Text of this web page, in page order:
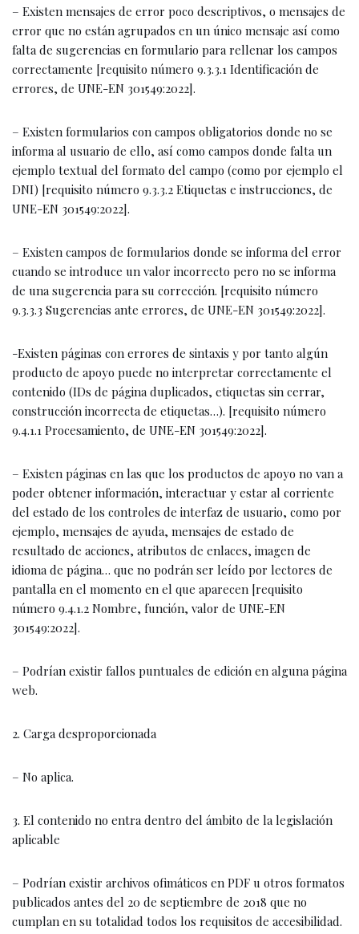
– Existen mensajes de error poco descriptivos, o mensajes de
error que no están agrupados en un único mensaje así como
falta de sugerencias en formulario para rellenar los campos
correctamente [requisito número 9.3.3.1 Identificación de
errores, de UNE-EN 301549:2022].
– Existen formularios con campos obligatorios donde no se
informa al usuario de ello, así como campos donde falta un
ejemplo textual del formato del campo (como por ejemplo el
DNI) [requisito número 9.3.3.2 Etiquetas e instrucciones, de
UNE-EN 301549:2022].
– Existen campos de formularios donde se informa del error
cuando se introduce un valor incorrecto pero no se informa
de una sugerencia para su corrección. [requisito número
9.3.3.3 Sugerencias ante errores, de UNE-EN 301549:2022].
-Existen páginas con errores de sintaxis y por tanto algún
producto de apoyo puede no interpretar correctamente el
contenido (IDs de página duplicados, etiquetas sin cerrar,
construcción incorrecta de etiquetas…). [requisito número
9.4.1.1 Procesamiento, de UNE-EN 301549:2022].
– Existen páginas en las que los productos de apoyo no van a
poder obtener información, interactuar y estar al corriente
del estado de los controles de interfaz de usuario, como por
ejemplo, mensajes de ayuda, mensajes de estado de
resultado de acciones, atributos de enlaces, imagen de
idioma de página… que no podrán ser leído por lectores de
pantalla en el momento en el que aparecen [requisito
número 9.4.1.2 Nombre, función, valor de UNE-EN
301549:2022].
– Podrían existir fallos puntuales de edición en alguna página
web.
2. Carga desproporcionada
– No aplica.
3. El contenido no entra dentro del ámbito de la legislación
aplicable
– Podrían existir archivos ofimáticos en PDF u otros formatos
publicados antes del 20 de septiembre de 2018 que no
cumplan en su totalidad todos los requisitos de accesibilidad.